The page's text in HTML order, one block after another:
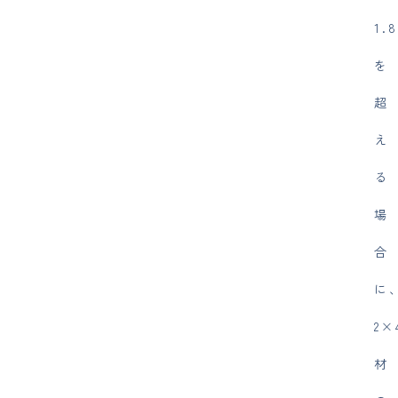
を
超
え
る
場
合
に
材